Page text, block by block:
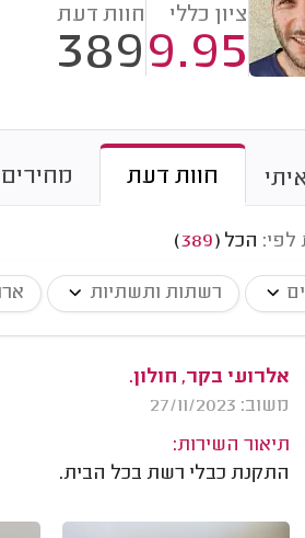
ציון כללי
9.95
חוות דעת
389
חוות דעת מחירים
לפי: הכל (
389
)
רשתות ותשתיות
אלרועי בקר, חולון.
משוב: 27/11/2023
תיאור השירות:
התקנת כבלי רשת בכל הבית.